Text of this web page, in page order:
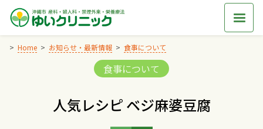
Skip
content
Home お知らせ・最新情報 食事について
Categories:
食事について
人気レシピ ベジ麻婆豆腐